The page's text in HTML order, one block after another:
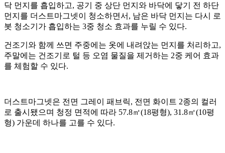
닥 먼지를 흡입하고, 공기 중 상단 먼지와 바닥에 닿기 전 하단
먼지를 더스트마그넷이 청소하면서, 남은 바닥 먼지는 다시 로
봇 청소기가 흡입하는 3중 청소 효과를 누릴 수 있다.
건조기와 함께 쓰면 주중에는 옷에 내려앉는 먼지를 처리하고,
주말에는 건조기로 털 등 오염 물질을 제거하는 2중 케어 효과
를 체험할 수 있다.
더스트마그넷은 전면 그레이 패브릭, 전면 화이트 2종의 컬러
로 출시됐으며 청정 면적에 따라 57.8㎡(18평형), 31.8㎡(10평
형) 가운데 하나를 고를 수 있다.